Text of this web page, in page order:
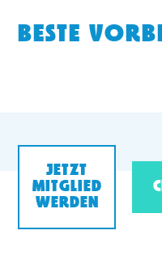
BESTE
JETZT
MITGLIED
WERDEN